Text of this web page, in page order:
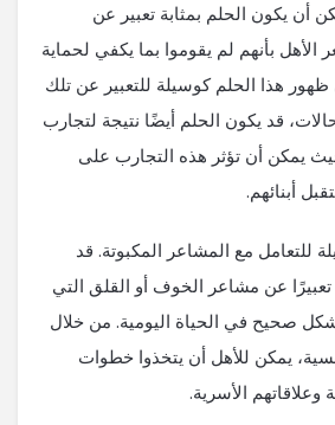
أن يكون الحلم بمثابة تعبير عن
بأنهم لم يقوموا بما يكفي لحماية
ظهور هذا الحلم كوسيلة للتعبير عن تلك
قد يكون الحلم أيضًا نتيجة لتجارب
يمكن أن تؤثر هذه التجارب على
أبنائهم.
للتعامل مع المشاعر المكبوتة. قد
تعبيرًا عن مشاعر الخوف أو القلق التي
صحيح في الحياة اليومية. من خلال
يمكن للأهل أن يتخذوا خطوات
الأسرية.